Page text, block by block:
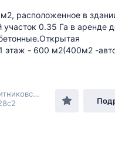
расположенное в
0.35 Га в аренде
этаж - 600 м2(400м2 -